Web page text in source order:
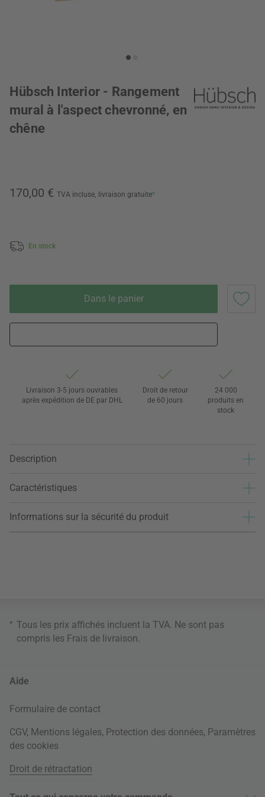
Hübsch Interior - Rangement
mural à l'aspect chevronné, en
chêne
170,00 € TVA incluse, livraison gratuite*
En stock
Dans le panier
Livraison 3-5 jours ouvrables
après expédition de DE par DHL
Droit de retour
de 60 jours
24 000
produits en
stock
Description
Caractéristiques
Informations sur la sécurité du produit
* Tous les prix affichés incluent la TVA. Ne sont pas
compris les Frais de livraison
Aide
Formulaire de contact
CGV, Mentions légales, Protection des données, Paramètres
des cookies
Droit de rétractation